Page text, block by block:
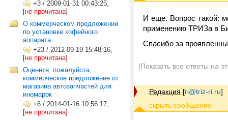
+3 / 2009-01-31 00:43:25,
[не прочитана]
О коммерческом предложении
по установке кофейного
аппарата
+23 / 2012-09-19 15:48:16,
[не прочитана]
Оцените, пожалуйста,
коммерческое предложение от
магазина автозапчастей для
иномарок
+6 / 2014-01-16 10:56:17,
[не прочитана]
И еще. Вопрос такой:
применению ТРИЗа в
Спасибо за
[Показать все ответы на
Редакция [ri@triz-ri.ru]